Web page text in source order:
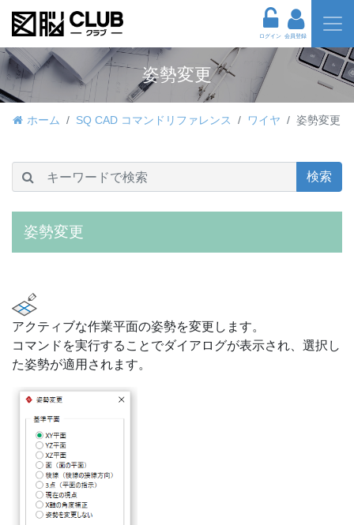
ログイン 会員登録
姿勢変更
ホーム SQ CAD コマンドリファレンス ワイヤ 姿勢変更
検索
姿勢変更
アクティブな作業平面の姿勢を変更します。
コマンドを実行することでダイアログが表示され、選択し
た姿勢が適用されます。